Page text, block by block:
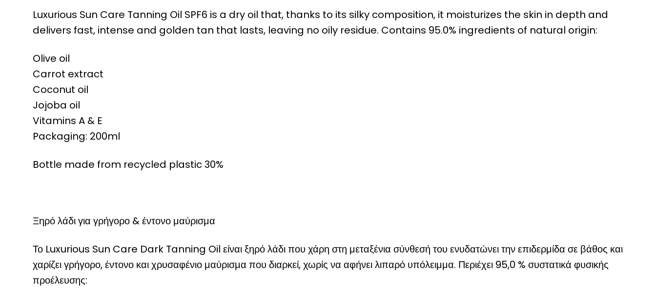
Luxurious Sun Care Tanning Oil SPF6 is a dry oil that, thanks to its silky composition, it moisturizes the skin in depth and
delivers fast, intense and golden tan that lasts, leaving no oily residue. Contains 95.0% ingredients of natural origin:
Olive oil
Carrot extract
Coconut oil
Jojoba oil
Vitamins A & E
Packaging: 200ml
Bottle made from recycled plastic 30%
Ξηρό λάδι για γρήγορο & έντονο μαύρισμα
Το Luxurious Sun Care Dark Tanning Oil είναι ξηρό λάδι που χάρη στη μεταξένια σύνθεσή του ενυδατώνει την επιδερμίδα σε βάθος και
χαρίζει γρήγορο, έντονο και χρυσαφένιο μαύρισμα που διαρκεί, χωρίς να αφήνει λιπαρό υπόλειμμα. Περιέχει 95,0 % συστατικά φυσικής
προέλευσης: